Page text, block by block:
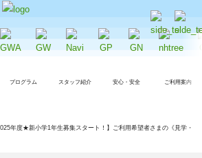
プログラム スタッフ紹介 安心・安全 ご利用案内
年度★新小学1年生募集スタート！】ご利用希望者さまの《見学・